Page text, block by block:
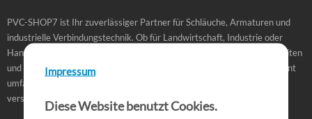
Impressum
Diese Website benutzt Cookies.
PVC-SHOP7 ist Ihr zuverlässiger Partner für Schläuche, Armaturen und
industrielle Verbindungstechnik. Ob für Landwirtschaft, Industrie oder
Handwerk – bei uns finden Sie hochwertige Produkte, schnelle Lieferzeiten
und praxisbewährte Lösungen für den täglichen Einsatz. Unser Sortiment
umfasst PVC-Schläuche, Kupplungen, Fittings und Zubehör in
verschiedenen Ausführungen für professionelle Anwendungen.